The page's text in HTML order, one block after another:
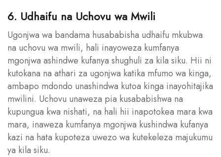
6. Udhaifu na Uchovu wa Mwili
Ugonjwa wa bandama husababisha udhaifu mkubwa
na uchovu wa mwili, hali inayoweza kumfanya
mgonjwa ashindwe kufanya shughuli za kila siku. Hii ni
kutokana na athari za ugonjwa katika mfumo wa kinga,
ambapo mdondo unashindwa kutoa kinga inayohitajika
mwilini. Uchovu unaweza pia kusababishwa na
kupungua kwa nishati, na hali hii inapotokea mara kwa
mara, inaweza kumfanya mgonjwa kushindwa kufanya
kazi na hata kupoteza uwezo wa kutekeleza majukumu
ya kila siku.